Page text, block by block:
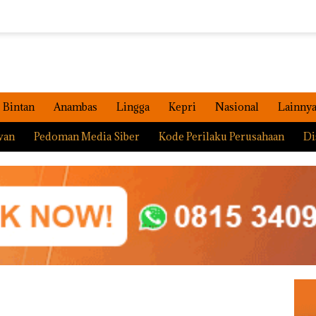
Bintan Anambas Lingga Kepri Nasional Lainnya
Pedoman Media Siber Kode Perilaku Perusahaan